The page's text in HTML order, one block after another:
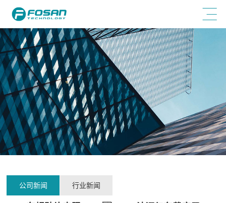
公司新闻 行业新闻